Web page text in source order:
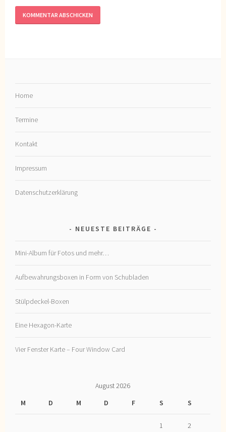
Home
Termine
Kontakt
Impressum
Datenschutzerklärung
NEUESTE BEITRÄGE
Mini-Album für Fotos und mehr…
Aufbewahrungsboxen in Form von Schubladen
Stülpdeckel-Boxen
Eine Hexagon-Karte
Vier Fenster Karte – Four Window Card
August 2026
M
D M D F S S
1 2